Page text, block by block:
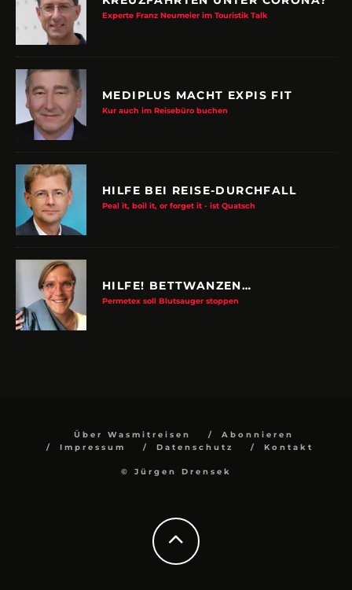
Experte Franz Neumeier im Touristik Talk
MEDIPLUS MACHT EXPIS FIT
Kur auch im Reisebüro buchen
HILFE BEI REISE-DURCHFALL
Peal it, boil it, or forget it - ist Quatsch
HILFE! BETTWANZEN…
Permetex soll Blutsauger stoppen
Über Wasmitreisen
Abonnieren
Impressum
Datenschutz Kontakt
© Jürgen Drensek